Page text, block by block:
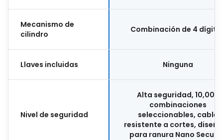
Mecanismo de
cilindro
Combinación de 4
Llaves incluidas Ninguna
Nivel de seguridad
Alta seguridad, 10,000
combinaciones
seleccionables, cable
resistente a cortes,
para ranura Nano